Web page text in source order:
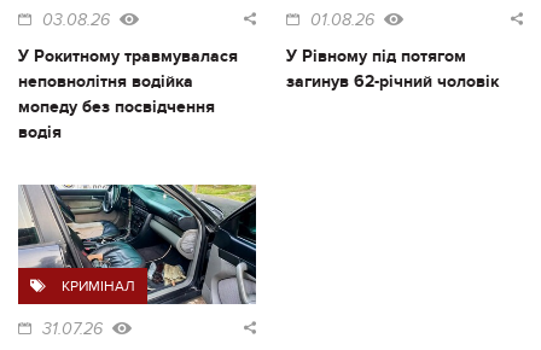
03.08.26
У Рокитному травмувалася
неповнолітня водійка
мопеду без посвідчення
водія
01.08.26
У Рівному під потягом
загинув 62-річний чоловік
КРИМІНАЛ
31.07.26